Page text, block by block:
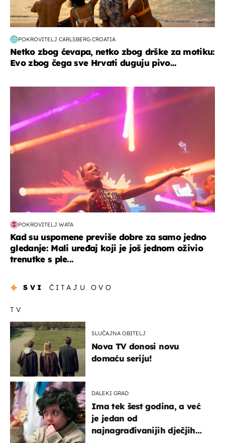
POKROVITELJ CARLSBERG CROATIA
Netko zbog ćevapa, netko zbog drške za motiku:
Evo zbog čega sve Hrvati duguju pivo...
POKROVITELJ WATA
Kad su uspomene previše dobre za samo jedno
gledanje: Mali uređaj koji je još jednom oživio
trenutke s ple...
SVI ČITAJU OVO
TV
SLUČAJNA OBITELJ
Nova TV donosi novu
domaću seriju!
DALEKI GRAD
Ima tek šest godina, a već
je jedan od
najnagrađivanijih dječjih